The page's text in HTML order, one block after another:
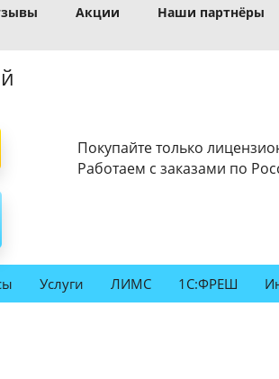
Акции
Наши партнёры
Покупайте только
Работаем с заказами по
Услуги ЛИМС 1С:ФРЕШ